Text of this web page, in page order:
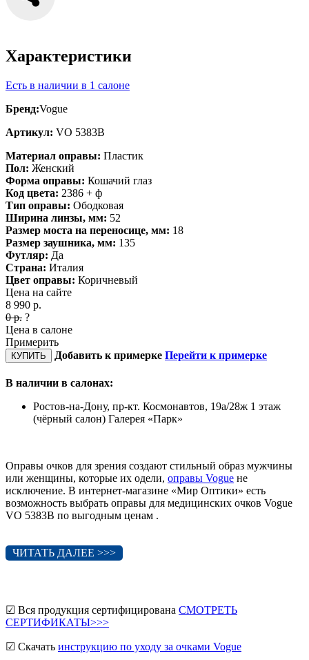
Характеристики
Есть в наличии в 1 салоне
Бренд:Vogue
Артикул: VO 5383B
Материал оправы: Пластик
Пол: Женский
Форма оправы: Кошачий глаз
Код цвета: 2386 + ф
Тип оправы: Ободковая
Ширина линзы, мм: 52
Размер моста на переносице, мм: 18
Размер заушника, мм: 135
Футляр: Да
Страна: Италия
Цвет оправы: Коричневый
Цена на сайте
8 990 р.
0р. ?
Цена в салоне
Примерить
КУПИТЬ Добавить к примерке Перейти к примерке
В наличии в салонах:
Ростов-на-Дону, пр-кт. Космонавтов, 19а/28ж 1 этаж
(чёрный салон) Галерея «Парк»
Оправы очков для зрения создают стильный образ мужчины
или женщины, которые их одели, оправы Vogue не
исключение. В интернет-магазине «Мир Оптики» есть
возможность выбрать оправы для медицинских очков Vogue
VO 5383B по выгодным ценам .
ЧИТАТЬ ДАЛЕЕ >>>
☑ Вся продукция сертифицирована СМОТРЕТЬ
СЕРТИФИКАТЫ>>>
☑ Скачать инструкцию по уходу за очками Vogue